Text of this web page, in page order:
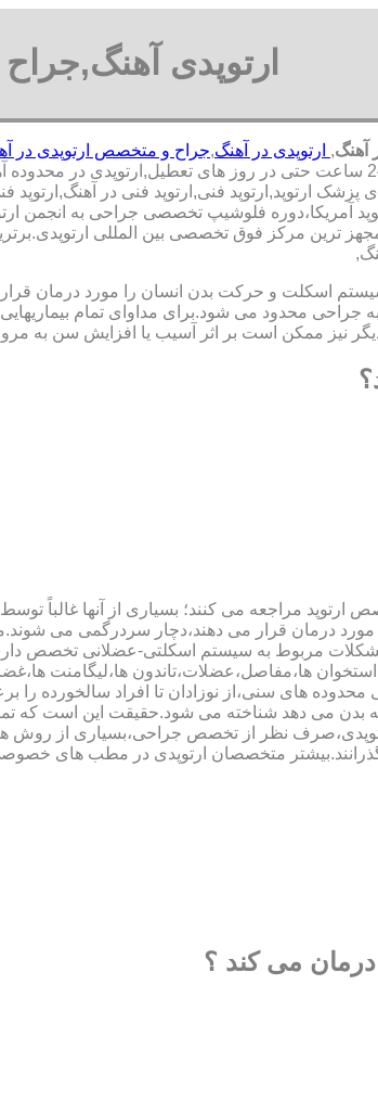
ارتوپدی
آهنگ, ارتوپدی در آهنگ,جراح و متخصص ارتوپدی در
ارتوپد,ارتوپد فنی,ارتوپد فنی در
آمریکا،دوره فلوشیپ تخصصی جراحی به
ترین مرکز فوق تخصصی بین المللی
اسکلت و حرکت بدن انسان را مورد درمان
محدود می شود.برای مداوای تمام
نیز ممکن است بر اثر آسیب یا افزایش سن به
ارتوپد مراجعه می کنند؛ بسیاری از آنها غالباً
درمان قرار می دهند،دچار سردرگمی می
مربوط به سیستم اسکلتی-عضلانی تخصص
ها،مفاصل،عضلات،تاندون ها،لیگامنت
های سنی،از نوزادان تا افراد سالخورده
بدن می دهد شناخته می شود.حقیقت این است که
نظر از تخصص جراحی،بسیاری از روش
متخصصان ارتوپدی در مطب های
می کند ؟